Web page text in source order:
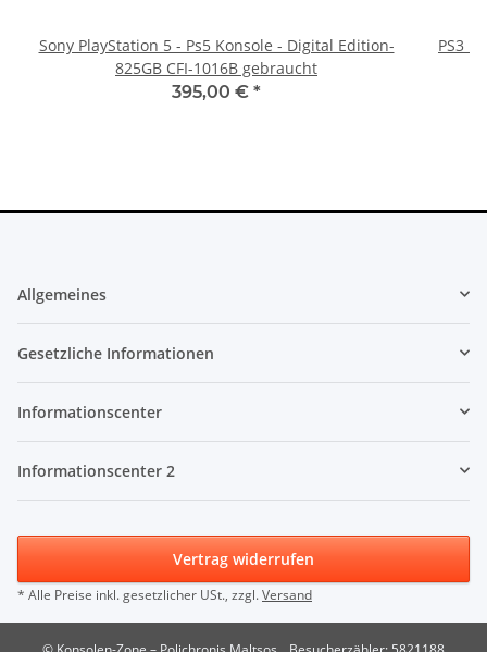
Sony PlayStation 5 - Ps5 Konsole - Digital Edition-
825GB CFI-1016B gebraucht
395,00 € *
PS3
Allgemeines
Gesetzliche Informationen
Informationscenter
Informationscenter 2
Vertrag widerrufen
* Alle Preise inkl. gesetzlicher USt., zzgl.Versand